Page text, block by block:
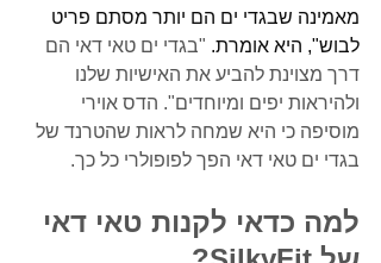
מאמינה שבגדי ים הם יותר מסתם פריט
לבוש", היא אומרת. "בגדי ים טאי דאי הם
דרך מצוינת להביע את האישיות שלנו
ולהיראות יפים ומיוחדים". הדס אוירי
מוסיפה כי היא שמחה לראות שהטרנד של
בגדי ים טאי דאי הפך לפופולרי כל כך.
למה כדאי לקנות טאי דאי